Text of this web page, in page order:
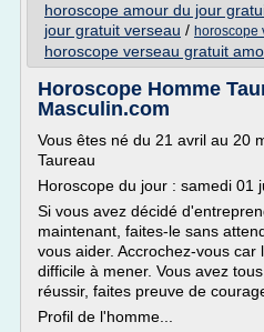
horoscope amour du jour
jour gratuit verseau / horoscope
horoscope verseau gratuit
Horoscope Homme
Masculin.com
Vous êtes né du 21 avril au 20
Taureau
Horoscope du jour : samedi 01
Si vous avez décidé
maintenant, faites-le sans
vous aider. Accrochez-vous
difficile à mener. Vous avez
réussir, faites preuve de
Profil de l'homme...